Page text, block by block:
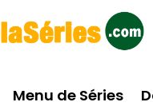
Menu de Séries